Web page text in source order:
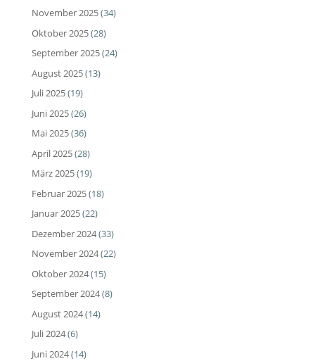
November 2025(34)
Oktober 2025(28)
September 2025(24)
August 2025(13)
Juli 2025(19)
Juni 2025(26)
Mai 2025(36)
April 2025(28)
März 2025(19)
Februar 2025(18)
Januar 2025(22)
Dezember 2024(33)
November 2024(22)
Oktober 2024(15)
September 2024(8)
August 2024(14)
Juli 2024(6)
Juni 2024(14)